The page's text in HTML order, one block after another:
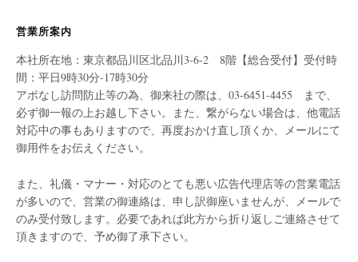
営業所案内
本社所在地：東京都品川区北品川3-6-2 8階【総合受付】受付時
間：平日9時30分-17時30分
アポなし訪問防止等の為、御来社の際は、03-6451-4455 まで、
必ず御一報の上お越し下さい。また、繋がらない場合は、他電話
対応中の事もありますので、再度おかけ直し頂くか、メールにて
御用件をお伝えください。
また、礼儀・マナー・対応のとても悪い広告代理店等の営業電話
が多いので、営業の御連絡は、申し訳御座いませんが、メールで
のみ受付致します。必要であれば此方から折り返しご連絡させて
頂きますので、予め御了承下さい。